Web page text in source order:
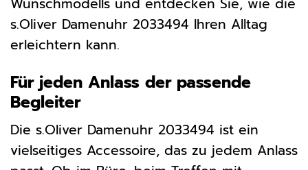
s.Oliver Damenuhr 2033494 Ihren Alltag
erleichtern kann.
Für jeden Anlass der passende
Begleiter
Die s.Oliver Damenuhr 2033494 ist ein
vielseitiges Accessoire, das zu jedem Anlass